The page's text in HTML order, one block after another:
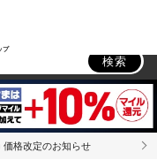
プ
検索
価格改定のお知らせ